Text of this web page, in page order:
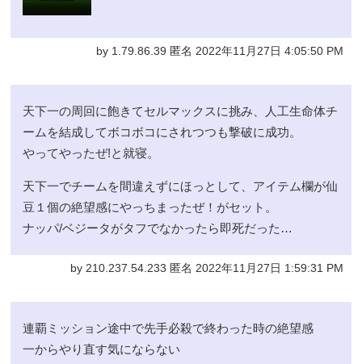
by 1.79.86.39 匿名 2022年11月27日 4:05:50 PM
天下一の周回に飽きてセルマックスに挑み、人工生命体チ
ームを結成してボコボコにされつつも撃破に成功。
やってやったぜ!と就寝。
天下一でチームを間違えずにほっとして、アイテム欄が仙
豆１個の絶望感にやっちまったぜ！がセット。
ナッパ/ベジータがタフでなかったら即死だった…
by 210.237.54.233 匿名 2022年11月27日 1:59:31 PM
連覇ミッション途中で先手必殺で終わった時の絶望感
一からやり直す気にならない